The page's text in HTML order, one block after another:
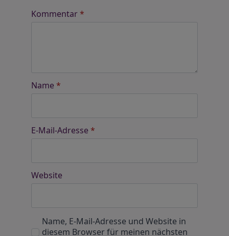
Kommentar*
Name *
E-Mail-Adresse *
Website
Name, E-Mail-Adresse und Website in
diesem Browser für meinen nächsten